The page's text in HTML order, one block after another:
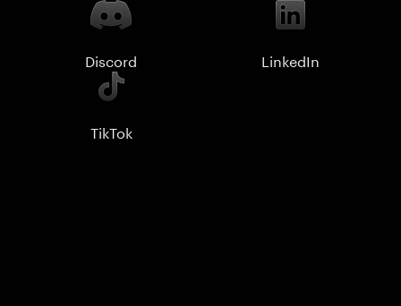
Discord LinkedIn
TikTok